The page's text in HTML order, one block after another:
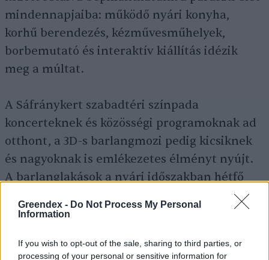
Greendex - Do Not Process My Personal
Information
If you wish to opt-out of the sale, sharing to third parties, or
processing of your personal or sensitive information for
mindennapjaiba: működő nyári konyha,
korhű berendezés, kézművesműhelyek,
borbemutató és interaktív kiállítás idézik
meg a múltat.
A Sáfránykert szabadtéri színpada
koncerteknek és közösségi programoknak ad
otthont, a 3D-s barlangmozi pedig kicsiknek
és nagyoknak is emlékezetes élményt nyújt.
A barlanglakások a nyári időszakban hétfő
kivételével minden nap 9 és 17 óra között
látogathatók. A térség más településein,
barlanglakásokat, a bükki kőkultúra további